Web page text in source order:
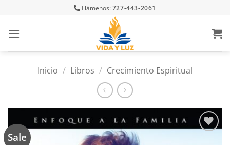
content
Llámenos:727-443-2061
Inicio / Libros / Crecimiento Espiritual
Sale